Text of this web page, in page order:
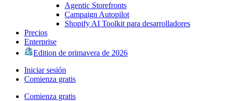
Agentic Storefronts
Campaign Autopilot
Shopify AI Toolkit para desarrolladores
Precios
Enterprise
Edition de primavera de 2026
Iniciar sesión
Comienza gratis
Comienza gratis